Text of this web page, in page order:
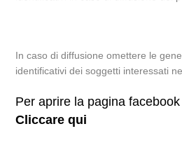
In caso di diffusione omettere le
identificativi dei soggetti interessati
Per aprire la pagina
Cliccare qui